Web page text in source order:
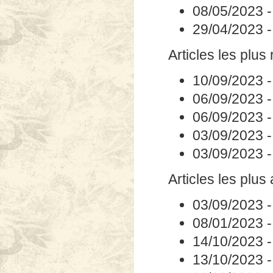
08/05/2023
29/04/2023
Articles les plus
10/09/2023
06/09/2023
06/09/2023
03/09/2023
03/09/2023
Articles les plus
03/09/2023
08/01/2023
14/10/2023
13/10/2023